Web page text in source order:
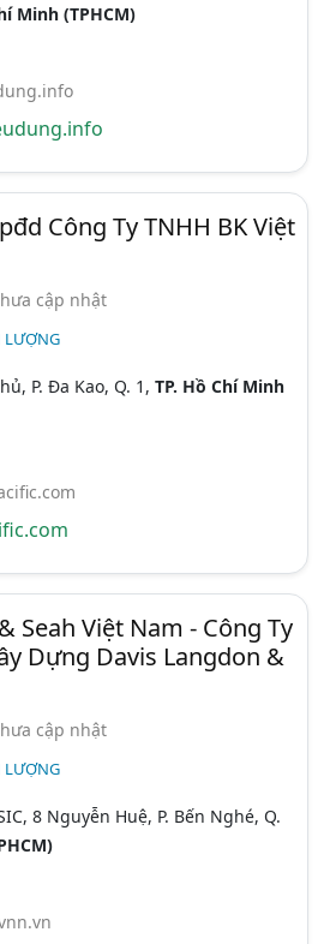
Minh (TPHCM)
Công Ty TNHH BK Việt
cập nhật
LƯỢNG
P. Đa Kao, Q. 1,TP. Hồ Chí Minh
Seah Việt Nam - Công Ty
Dựng Davis Langdon &
cập nhật
LƯỢNG
8 Nguyễn Huệ, P. Bến Nghé, Q.